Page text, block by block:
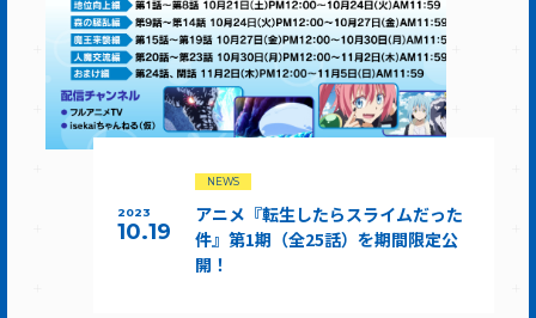
2023
10.19
NEWS
アニメ『転生したらスライムだった
件』第1期（全25話）を期間限定公
開！